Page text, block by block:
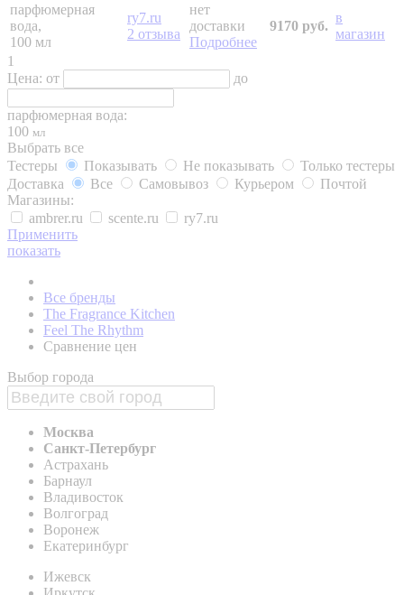
парфюмерная
вода,
100 мл
ry7.ru
2 отзыва
нет
доставки
Подробнее
9170 руб.
в
магазин
1
Цена: от до
парфюмерная вода:
100 мл
Выбрать все
Тестеры
Показывать Не показывать
Только тестеры
Доставка
Все Самовывоз Курьером
Почтой
Магазины:
ambrer.ru
scente.ru
ry7.ru
Применить
показать
Все бренды
The Fragrance Kitchen
Feel The Rhythm
Сравнение цен
Выбор города
Москва
Санкт-Петербург
Астрахань
Барнаул
Владивосток
Волгоград
Воронеж
Екатеринбург
Ижевск